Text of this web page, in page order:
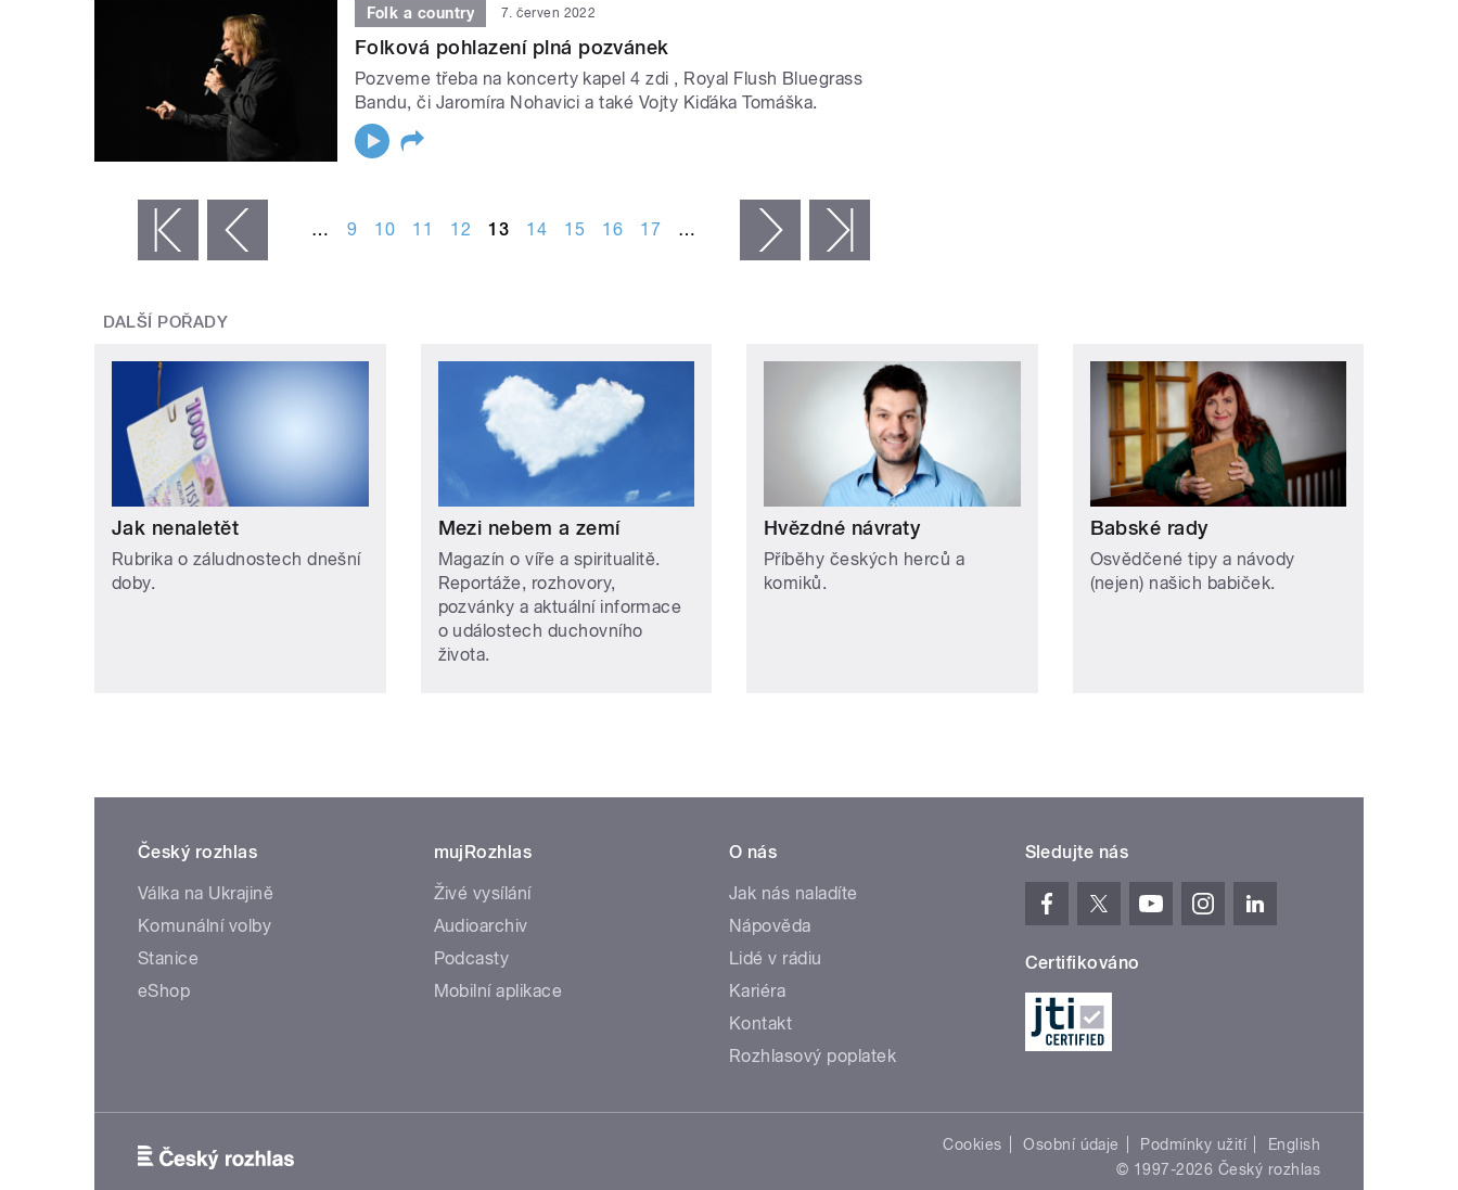
Folk a country 7. červen 2022
Folková pohlazení plná pozvánek
Pozveme třeba na koncerty kapel 4 zdi , Royal Flush Bluegrass
Bandu, či Jaromíra Nohavici a také Vojty Kiďáka Tomáška.
‹ předchozí … 9 10 11 12 13 14 15 16 17 … následující ›
DALŠÍ POŘADY
Jak nenaletět
Rubrika o záludnostech dnešní
doby.
Mezi nebem a zemí
Magazín o víře a spiritualitě.
Reportáže, rozhovory,
pozvánky a aktuální informace
o událostech duchovního
života.
Hvězdné návraty
Příběhy českých herců a
komiků.
Babské rady
Osvědčené tipy a návody
(nejen) našich babiček.
Český rozhlas
Válka na Ukrajině
Komunální volby
Stanice
eShop
mujRozhlas
Živé vysílání
Audioarchiv
Podcasty
Mobilní aplikace
O nás
Jak nás naladíte
Nápověda
Lidé v rádiu
Kariéra
Kontakt
Rozhlasový poplatek
Sledujte nás
Certifikováno
Cookies Osobní údaje Podmínky užití
English
© 1997-2026 Český rozhlas